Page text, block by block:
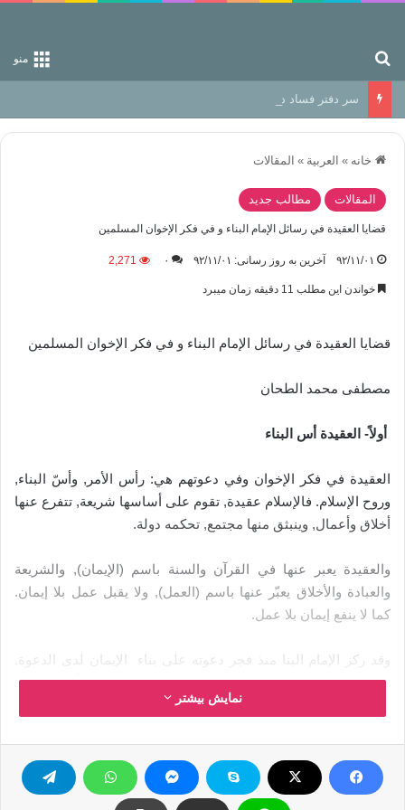
منو
سر دفتر فساد در زمین‌، دوری وکناره‌گیری از راه خداست‌!
خانه » العربیة » المقالات
المقالات مطالب جدید
قضايا العقيدة في رسائل الإمام البناء و في فكر الإخوان المسلمین
۹۲/۱۱/۰۱ آخرین به روز رسانی: ۹۲/۱۱/۰۱ ۰ 2,271
خواندن این مطلب 11 دقیقه زمان میبرد
قضايا العقيدة في رسائل الإمام البناء و في فكر الإخوان المسلمین
مصطفى محمد الطحان
أولاً- العقيدة أس البناء
العقيدة في فكر الإخوان وفي دعوتهم هي: رأس الأمر, وأسّ البناء,
وروح الإسلام. فالإسلام عقيدة, تقوم على أساسها شريعة, تتفرع عنها
أخلاق وأعمال, وينبثق منها مجتمع, تحكمه دولة.
والعقيدة يعبر عنها في القرآن والسنة باسم (الإيمان), والشريعة
والعبادة والأخلاق يعبّر عنها باسم (العمل), ولا يقبل عمل بلا إيمان.
كما لا ينفع إيمان بلا عمل.
وقد ركز الإمام البنا منذ فجر دعوته على بناء الإيمان لدى الدعوة,
إقتداء بما فعله رسول الله r , الذي ظل ثلاثة عشر عاماً في العهد
المكي يغرس فيها – قبل كل شيء- أصول الإيمان, وحقائق التوحيد,
والعقول أصول الفضائل ومكارم الأخلاق.
كان من الشعارات التي رفعها الإخوان: (الله غايتنا, والقرآن شرعتنا,
نمایش بیشتر